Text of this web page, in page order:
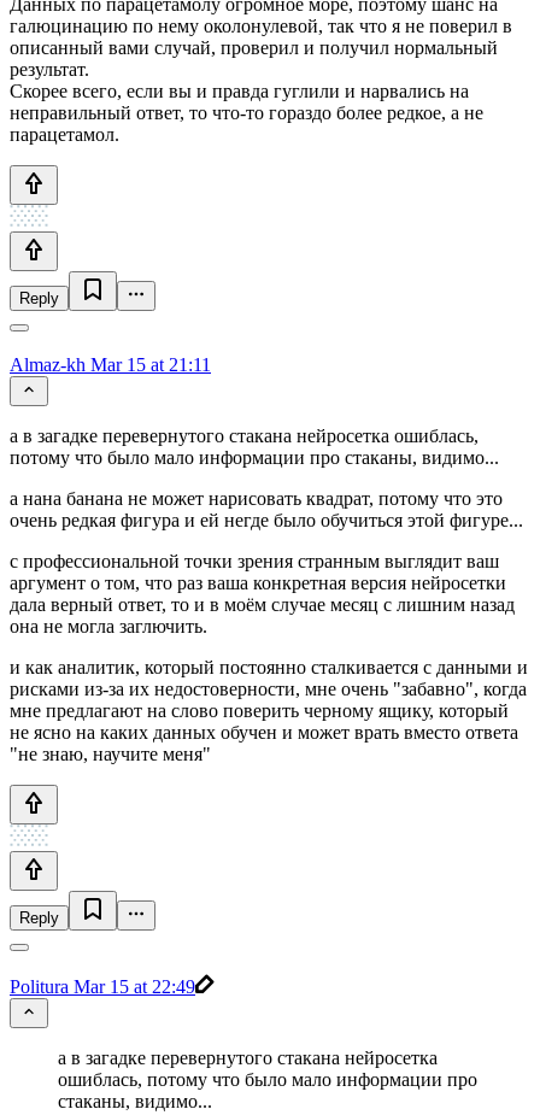
галюцинацию по нему околонулевой, так что я не поверил в
описанный вами случай, проверил и получил нормальный
результат.
Скорее всего, если вы и правда гуглили и нарвались на
неправильный ответ, то что-то гораздо более редкое, а не
парацетамол.
Reply
Almaz-kh Mar 15 at 21:11
а в загадке перевернутого стакана нейросетка ошиблась,
потому что было мало информации про стаканы, видимо...
а нана банана не может нарисовать квадрат, потому что это
очень редкая фигура и ей негде было обучиться этой фигуре...
с профессиональной точки зрения странным выглядит ваш
аргумент о том, что раз ваша конкретная версия нейросетки
дала верный ответ, то и в моём случае месяц с лишним назад
она не могла заглючить.
и как аналитик, который постоянно сталкивается с данными и
рисками из-за их недостоверности, мне очень "забавно", когда
мне предлагают на слово поверить черному ящику, который
не ясно на каких данных обучен и может врать вместо ответа
"не знаю, научите меня"
Reply
Politura Mar 15 at 22:49
а в загадке перевернутого стакана нейросетка
ошиблась, потому что было мало информации про
стаканы, видимо...